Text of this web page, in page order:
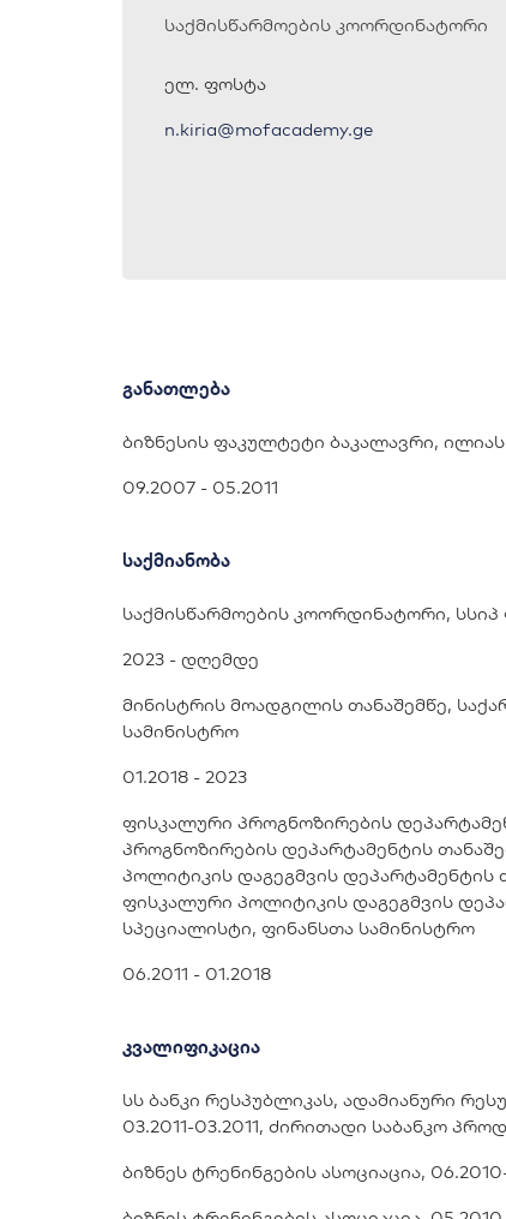
საქმისწარმოების კოორდინატორი
ელ. ფოსტა
n.kiria@mofacademy.ge
განათლება
ბიზნესის ფაკულტეტი ბაკალავრი,
09.2007 - 05.2011
საქმიანობა
საქმისწარმოების კოორდინატორი, სსიპ
2023 - დღემდე
მინისტრის მოადგილის თანაშემწე,
სამინისტრო
01.2018 - 2023
ფისკალური პროგნოზირების
პროგნოზირების დეპარტამენტის
პოლიტიკის დაგეგმვის დეპარტამენტის
ფისკალური პოლიტიკის დაგეგმვის
სპეციალისტი, ფინანსთა სამინისტრო
06.2011 - 01.2018
კვალიფიკაცია
სს ბანკი რესპუბლიკას, ადამიანური
03.2011-03.2011, ძირითადი საბანკო
ბიზნეს ტრენინგების ასოციაცია,